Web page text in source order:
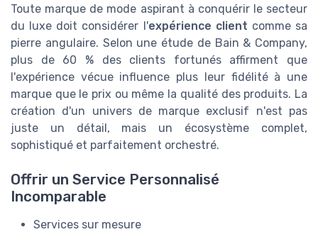
Toute marque de mode aspirant à conquérir le secteur
du luxe doit considérer l'expérience client comme sa
pierre angulaire. Selon une étude de Bain & Company,
plus de 60 % des clients fortunés affirment que
l'expérience vécue influence plus leur fidélité à une
marque que le prix ou même la qualité des produits. La
création d'un univers de marque exclusif n'est pas
juste un détail, mais un écosystème complet,
sophistiqué et parfaitement orchestré.
Offrir un Service Personnalisé
Incomparable
Services sur mesure